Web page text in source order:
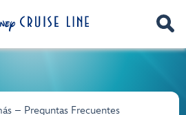
– Preguntas Frecuentes